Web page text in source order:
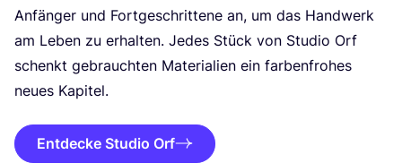
Anfän­ger und Fort­ge­schrit­te­ne an, um das Hand­werk
am Leben zu erhal­ten. Jedes Stück von Stu­dio Orf
schenkt gebrauch­ten Mate­ria­li­en ein far­ben­fro­hes
neu­es Kapitel.
Entdecke Studio Orf